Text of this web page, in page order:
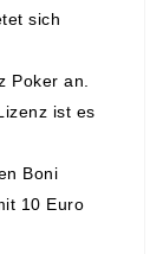
sich
Poker an.
ist es
Boni
10 Euro